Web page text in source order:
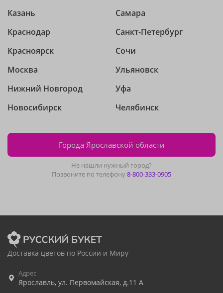
Казань
Краснодар
Красноярск
Москва
Нижний Новгород
Новосибирск
Самара
Санкт-Петербург
Сочи
Ульяновск
Уфа
Челябинск
Города Ярославской области
Не нашли нужный город?
Позвоните по телефону8-800-333-0905
Доставка цветов по России и Миру
Адрес
Ярославль, ул. Первомайская, д.11 А